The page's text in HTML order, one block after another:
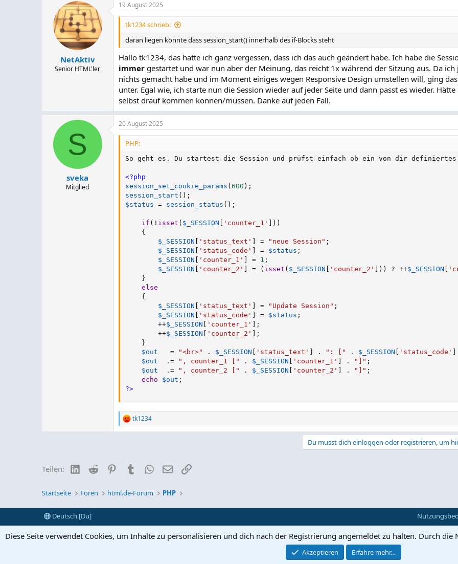
NetAktiv
Senior HTML'ler
19 August 2025
tk1234 schrieb:
daran liegen könnte dass session_start() innerhalb des if-Blocks steht
Hallo tk1234, das hatte ich ganz vergessen, dass ich das auch geändert habe. Ich habe die
immer gestartet und war nun aber der Meinung, das reicht 1x während der Sitzung aus. Da ich
nichts gemacht habe und im Moment einiges wegen Responsive Design umstellen will, ging
unter. Egal wie, ich starte nun die Session wieder auf jeder Seite und dann passt es wieder.
selbst drauf kommen können/müssen. Danke auf jeden Fall.
S
sveka
Mitglied
20 August 2025
PHP:
So geht es. Du startest die Session und prüfst einfach ob ein von dir
<?php
session_set_cookie_params (600 ) ;
session_start ( ) ;
$status = session_status ( ) ;
if ( ! isset ( $_SESSION [ 'counter_1' ] ) )
{
$_SESSION [ 'status_text' ] = "neue Session" ;
$_SESSION [ 'status_code' ] = $status ;
$_SESSION [ 'counter_1' ] = 1 ;
$_SESSION [ 'counter_2' ] = ( isset ( $_SESSION [ 'counter_2' ] ) ) ? ++$_SESSION [
}
else
{
$_SESSION [ 'status_text' ] = "Update Session" ;
$_SESSION [ 'status_code' ] = $status ;
++$_SESSION [ 'counter_1' ] ;
++$_SESSION [ 'counter_2' ] ;
}
$out
= "<br>" . $_SESSION [ 'status_text' ] . ": [" . $_SESSION [ 'status_code' ]
$out
. = ", counter_1 [" . $_SESSION [ 'counter_1' ] . "]" ;
$out
. = ", counter_2 [" . $_SESSION [ 'counter_2' ] . "]" ;
echo
$out ;
?>
R
e
n
tk1234
Du musst dich einloggen oder registrieren, um
Teilen: LinkedIn
Reddit PinterestTumblr WhatsApp
E-MailLink
Startseite Foren html.de-Forum PHP
Deutsch [Du]
Diese Seite verwendet Cookies, um Inhalte zu personalisieren und dich nach der Registrierung angemeldet zu halten. Durch
Akzeptieren Erfahre mehr…